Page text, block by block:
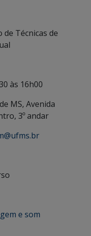
Técnicas de
às 16h00
MS, Avenida
3º andar
e som